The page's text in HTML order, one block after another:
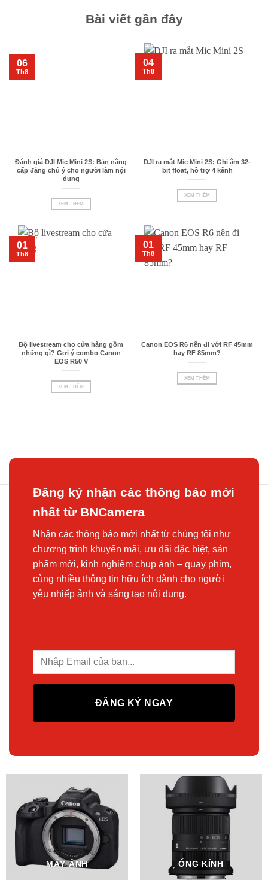
Bài viết gần đây
Đánh giá DJI Mic Mini 2S: Bản nâng
cấp đáng chú ý cho người làm nội
dung
XEM THÊM
06
Th8
DJI ra mắt Mic Mini 2S: Ghi âm 32-
bit float, hỗ trợ 4 kênh
XEM THÊM
04
Th8
Bộ livestream cho cửa hàng gồm
những gì? Gợi ý combo Canon
EOS R50 V
XEM THÊM
01
Th8
Canon EOS R6 nên đi với RF 45mm
hay RF 85mm?
XEM THÊM
01
Th8
Đăng ký nhận các thông báo mới
nhất từ BNCamera
Nhận các thông báo mới nhất từ chúng tôi như
chương trình khuyến mãi, ưu đãi đặc biệt, sản
phẩm mới, kinh nghiệm chụp ảnh – quay phim,
cùng nhiều thông tin hữu ích dành cho người
yêu nhiếp ảnh và sáng tạo nội dung.
MÁY ẢNH ỐNG KÍNH